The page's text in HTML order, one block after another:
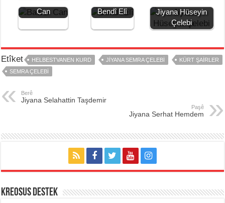
Can
Bendî Elî
Jiyana Hüseyin
Çelebi
Etîket HELBESTVANEN KURD JIYANA SEMRA ÇELEBI
KÜRT ŞAIRLER
SEMRA ÇELEBI
Berê
Jiyana Selahattin Taşdemir
Paşê
Jiyana Serhat Hemdem
KREOSUS DESTEK